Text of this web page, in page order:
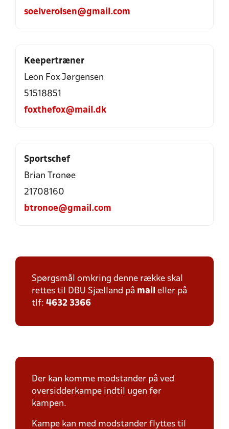
soelverolsen@gmail.com
Keepertræner
Leon Fox Jørgensen
51518851
foxthefox@mail.dk
Sportschef
Brian Tronøe
21708160
btronoe@gmail.com
Spørgsmål omkring denne række skal
rettes til DBU Sjælland på mail eller på
tlf: 4632 3366
Der kan komme modstander på ved
oversidderkampe indtil ugen før
kampen.
Kampe kan med modstander flyttes til